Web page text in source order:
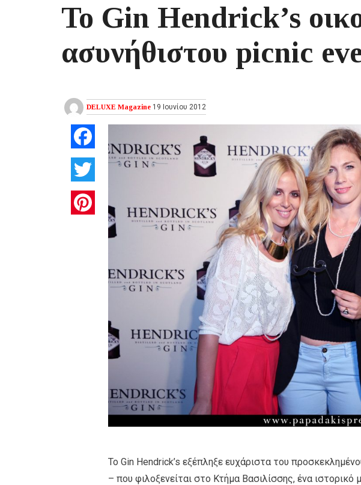
To Gin Hendrick’s
ασυνήθιστου picnic
DELUXE Magazine 19 Ιουνίου 2012
Twitter
Pinterest
Το Gin Hendrick’s εξέπληξε ευχάριστα του
– που φιλοξενείται στο Κτήμα Βασιλίσσης, ένα